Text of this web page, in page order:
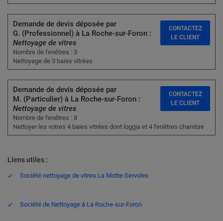
Demande de devis déposée par
G. (Professionnel) à La Roche-sur-Foron :
Nettoyage de vitres
Nombre de fenêtres : 3
Nettoyage de 3 baies vitrées
CONTACTEZ
LE CLIENT
Demande de devis déposée par
M. (Particulier) à La Roche-sur-Foron :
Nettoyage de vitres
Nombre de fenêtres : 8
Nettoyer les votres 4 baies vitrées dont loggia et 4 fenêtres chambre
CONTACTEZ
LE CLIENT
Liens utiles :
Société nettoyage de vitres La Motte-Servolex
Société de Nettoyage à La Roche-sur-Foron